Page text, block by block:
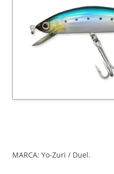
MARCA: Yo-Zuri / Duel.